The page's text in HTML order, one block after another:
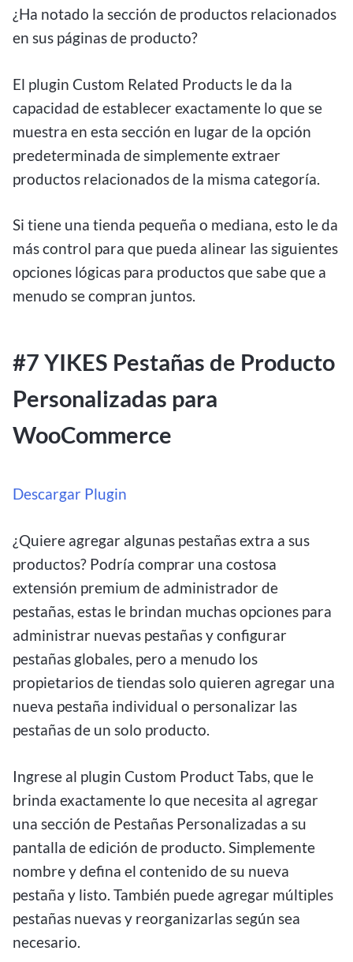
¿Ha notado la sección de productos relacionados
en sus páginas de producto?
El plugin Custom Related Products le da la
capacidad de establecer exactamente lo que se
muestra en esta sección en lugar de la opción
predeterminada de simplemente extraer
productos relacionados de la misma categoría.
Si tiene una tienda pequeña o mediana, esto le da
más control para que pueda alinear las siguientes
opciones lógicas para productos que sabe que a
menudo se compran juntos.
#7 YIKES Pestañas de Producto
Personalizadas para
WooCommerce
Descargar Plugin
¿Quiere agregar algunas pestañas extra a sus
productos? Podría comprar una costosa
extensión premium de administrador de
pestañas, estas le brindan muchas opciones para
administrar nuevas pestañas y configurar
pestañas globales, pero a menudo los
propietarios de tiendas solo quieren agregar una
nueva pestaña individual o personalizar las
pestañas de un solo producto.
Ingrese al plugin Custom Product Tabs, que le
brinda exactamente lo que necesita al agregar
una sección de Pestañas Personalizadas a su
pantalla de edición de producto. Simplemente
nombre y defina el contenido de su nueva
pestaña y listo. También puede agregar múltiples
pestañas nuevas y reorganizarlas según sea
necesario.